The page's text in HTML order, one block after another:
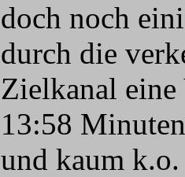
doch noch
durch die
Zielkanal eine
13:58
und kaum k.o.